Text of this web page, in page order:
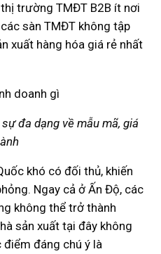
trường TMĐT B2B ít nơi
sàn TMĐT không tập
xuất hàng hóa giá rẻ nhất
đa dạng về mẫu mã, giá
khó có đối thủ, khiến
Ngay cả ở Ấn Độ, các
không thể trở thành
sản xuất tại đây không
đáng chú ý là